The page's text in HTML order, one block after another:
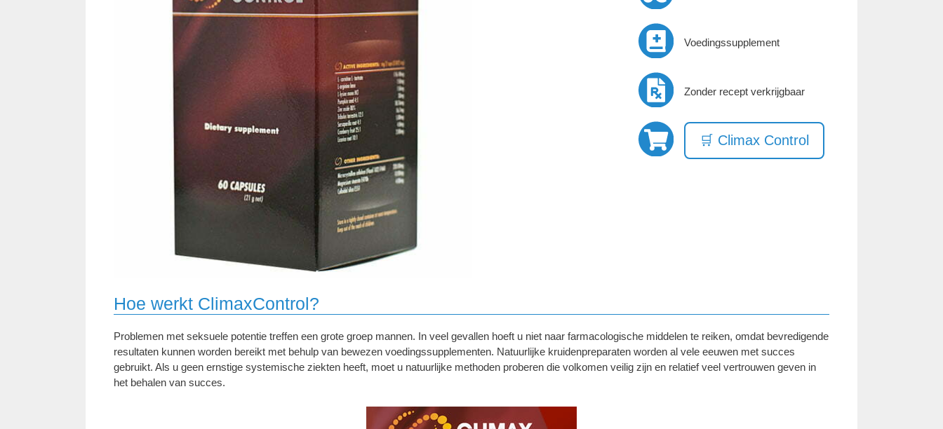
Voedingssupplement
Zonder recept verkrijgbaar
🛒 Climax Control
Hoe werkt ClimaxControl?
Problemen met seksuele potentie treffen een grote groep mannen. In veel gevallen hoeft u niet naar farmacologische middelen te reiken, omdat bevredigende
resultaten kunnen worden bereikt met behulp van bewezen voedingssupplementen. Natuurlijke kruidenpreparaten worden al vele eeuwen met succes
gebruikt. Als u geen ernstige systemische ziekten heeft, moet u natuurlijke methoden proberen die volkomen veilig zijn en relatief veel vertrouwen geven in
het behalen van succes.